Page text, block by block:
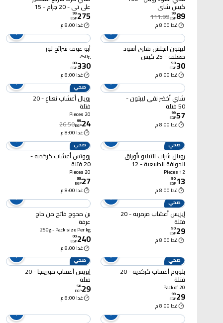
كيس شاي
89
.
99
EGP
111.99
غدا 8:00 م
علي تي - 20 جرام - 15
كيس
275
.
99
EGP
غدا 8:00 م
ليبتون انجلش شاي أسود
مغلف - 25 كيس
30
.
50
EGP
غدا 8:00 م
أبو عوف شرائح لوز
250g
330
.
00
EGP
غدا 8:00 م
شاي أخضر نقي ليبتون -
50 فتلة
57
.
99
EGP
غدا 8:00 م
صحي
رويال أعشاب نعناع - 20
فتلة
20 Pieces
24
.
99
EGP
26.50
غدا 8:00 م
صحي
رويال شراب التيليو بأوراق
الجوافة الطبيعية - 12
كيس
12 Pieces
13
.
50
EGP
غدا 8:00 م
صحي
رووتس أعشاب كركديه -
20 فتلة
20 Pieces
27
.
99
EGP
غدا 8:00 م
صحي
إيزيس أعشاب مرمريه - 20
فتلة
29
.
50
EGP
غدا 8:00 م
بن محوج فاتح من حاج
عرفة
250g - Pack size Per kg
240
.
00
EGP
غدا 8:00 م
صحي
بلووم أعشاب كركديه - 20
فتلة
Pack of 20
29
.
99
EGP
غدا 8:00 م
صحي
إيزيس أعشاب مورينجا - 20
فتلة
29
.
50
EGP
غدا 8:00 م